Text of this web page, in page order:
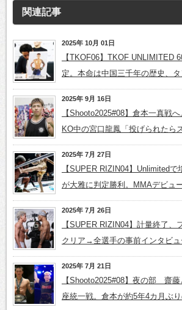
関連記事
2025年 10月 01日
【TKOF06】TKOF UNLIMITED
定。本命は中国三千年の歴史、
2025年 9月 16日
【Shooto2025#08】倉本一真戦
KO中の宮口龍鳳「投げられたら
2025年 7月 27日
【SUPER RIZIN04】Unlimited
が大雅に判定勝利。MMAデビュ
2025年 7月 26日
【SUPER RIZIN04】計量終了、
クリア→全選手の事前インタビュ
2025年 7月 21日
【Shooto2025#08】夜の部 齋
座統一戦。倉本が約5年4カ月ぶ